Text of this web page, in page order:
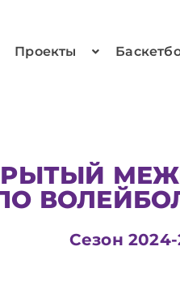
Проекты
Сезон 2024-